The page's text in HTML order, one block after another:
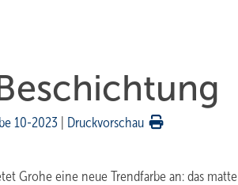
10-2023 Druckvorschau
Grohe eine neue Trendfarbe an: das matte